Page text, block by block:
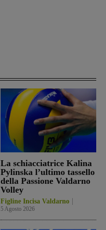
La schiacciatrice Kalina
Pylinska l’ultimo tassello
della Passione Valdarno
Volley
Figline Incisa Valdarno
5 Agosto 2026